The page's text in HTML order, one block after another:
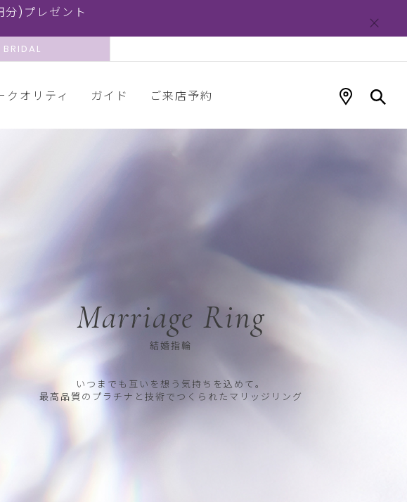
)プレゼント
BRIDAL
クオリティ ガイド ご来店予約
Marriage Ring
結婚指輪
いつまでも互いを想う気持ちを込めて。
最高品質のプラチナと技術でつくられたマリッジリング